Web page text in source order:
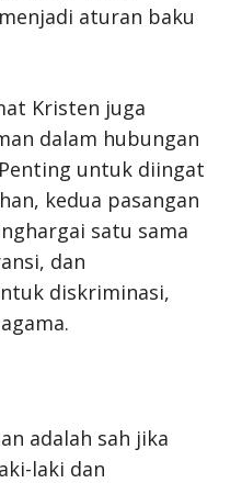
aturan baku
Kristen juga
dalam hubungan
untuk diingat
kedua pasangan
satu sama
dan
diskriminasi,
adalah sah jika
laki dan